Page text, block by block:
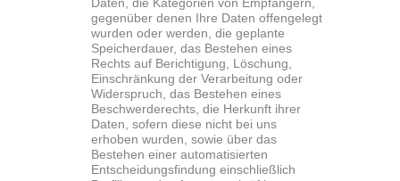
gegenüber denen Ihre Daten offengelegt
wurden oder werden, die geplante
Speicherdauer, das Bestehen eines
Rechts auf Berichtigung, Löschung,
Einschränkung der Verarbeitung oder
Widerspruch, das Bestehen eines
Beschwerderechts, die Herkunft ihrer
Daten, sofern diese nicht bei uns
erhoben wurden, sowie über das
Bestehen einer automatisierten
Entscheidungsfindung einschließlich